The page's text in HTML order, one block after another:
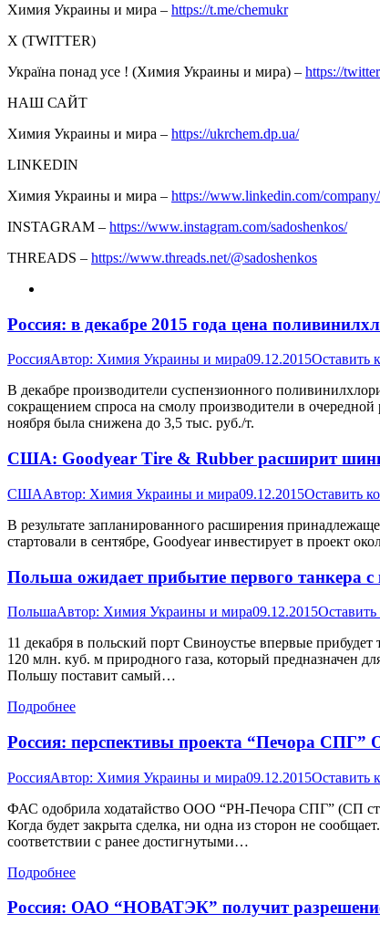
Химия Украины и мира – https://t.me/chemukr
Х (TWITTER)
Україна понад усе ! (Химия Украины и мира) – https://
НАШ САЙТ
Химия Украины и мира – https://ukrchem.dp.ua/
LINKEDIN
Химия Украины и мира – https://www.linkedin.com/
INSTAGRAM – https://www.instagram.com/sadoshenkos/
THREADS – https://www.threads.net/@sadoshenkos
Россия: в декабре 2015 года цена
РоссияАвтор: Химия Украины и мира09.12.2015Оставить
В декабре производители суспензионного
сокращением спроса на смолу производители в
ноября была снижена до 3,5 тыс. руб./т.
США: Goodyear Tire & Rubber расширит
СШААвтор: Химия Украины и мира09.12.2015Оставить
В результате запланированного расширения
стартовали в сентябре, Goodyear инвестирует в проект
Польша ожидает прибытие первого
ПольшаАвтор: Химия Украины и мира09.12.2015
11 декабря в польский порт Свиноустье впервые
120 млн. куб. м природного газа, который предназначен
Польшу поставит самый…
Подробнее
Россия: перспективы проекта “Печора
РоссияАвтор: Химия Украины и мира09.12.2015Оставить
ФАС одобрила ходатайство ООО “РН-Печора СПГ” (СП
Когда будет закрыта сделка, ни одна из сторон не
соответствии с ранее достигнутыми…
Подробнее
Россия: ОАО “НОВАТЭК” получит разрешение